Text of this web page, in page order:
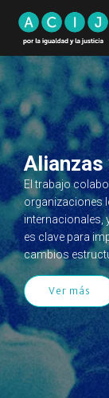
Alianzas
El trabajo
organizaciones
internacionales,
es clave para
cambios
Ver más